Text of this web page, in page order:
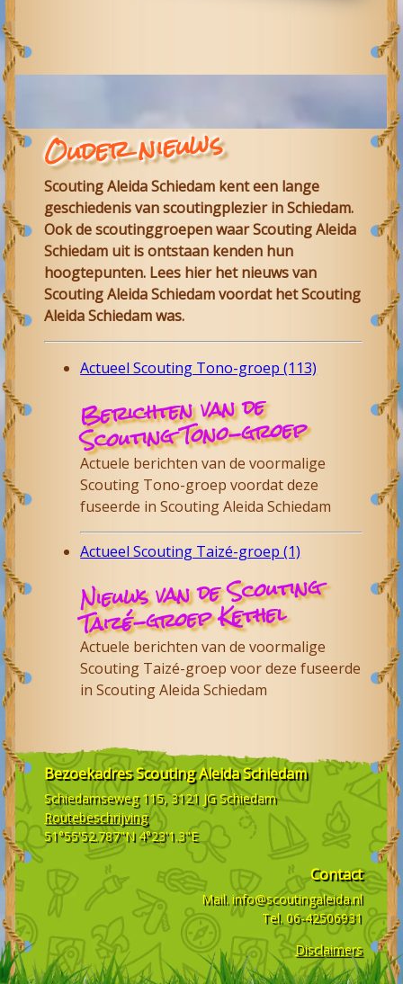
Ouder nieuws
Scouting Aleida Schiedam kent een lange
geschiedenis van scoutingplezier inSchiedam.
Ook de scoutinggroepen waarScouting Aleida
Schiedam uit is ontstaan kenden hun
hoogtepunten. Lees hier het nieuws van
Scouting AleidaSchiedamvoordat het Scouting
Aleida Schiedam was.
Actueel Scouting Tono-groep (113)
Berichten van de
Scouting Tono-groep
Actuele berichten van de voormalige
Scouting Tono-groep voordat deze
fuseerde in Scouting Aleida Schiedam
Actueel Scouting Taizé-groep (1)
Nieuws van de Scouting
Taizé-groep Kethel
Actuele berichten van de voormalige
Scouting Taizé-groep voor deze fuseerde
in Scouting Aleida Schiedam
BezoekadresScouting Aleida Schiedam
Schiedamseweg 115, 3121 JG Schiedam
Routebeschrijving
51°55'52.787"N 4°23'1.3"E
Contact
Mail. info@scoutingaleida.nl
Tel. 06-42506931
Disclaimers